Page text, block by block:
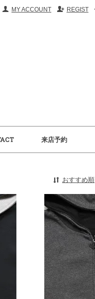
REGIST
MY ACCOUNT
来店予約
おすすめ順